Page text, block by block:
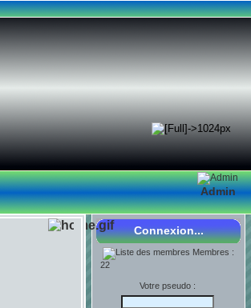
Admin
Connexion...
Membres :
22
Votre pseudo :